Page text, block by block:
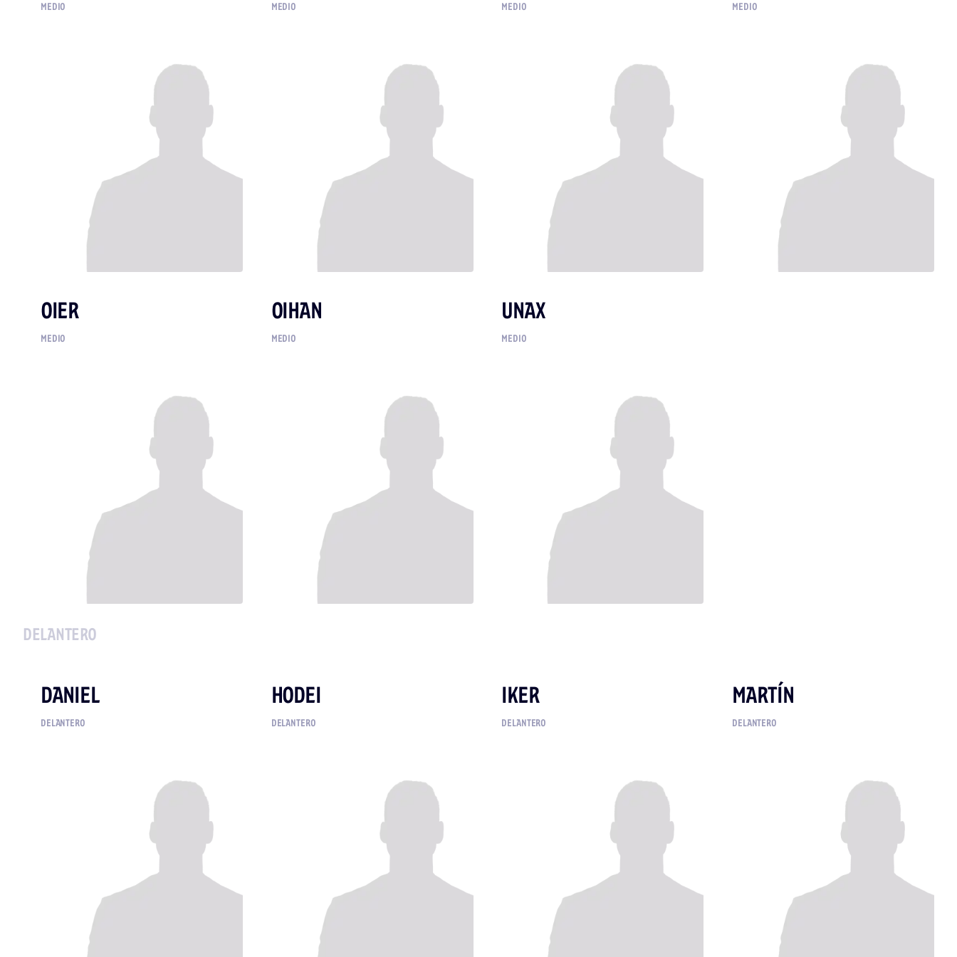
MEDIO MEDIO MEDIO MEDIO
OIER
MEDIO
OIHAN
MEDIO
UNAX
MEDIO
DELANTERO
DANIEL
DELANTERO
HODEI
DELANTERO
IKER
DELANTERO
MARTÍN
DELANTERO